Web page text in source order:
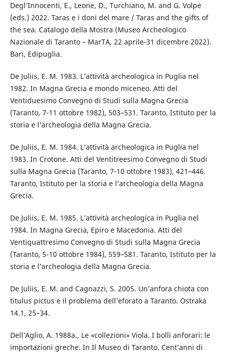
Degl’Innocenti, E., Leone, D., Turchiano, M. and G. Volpe
(eds.) 2022. Taras e i doni del mare / Taras and the gifts of
the sea. Catalogo della Mostra (Museo Archeologico
Nazionale di Taranto – MarTA, 22 aprile-31 dicembre 2022).
Bari, Edipuglia.
De Juliis, E. M. 1983. L’attività archeologica in Puglia nel
1982. In Magna Grecia e mondo miceneo. Atti del
Ventiduesimo Convegno di Studi sulla Magna Grecia
(Taranto, 7-11 ottobre 1982), 503–531. Taranto, Istituto per la
storia e l’archeologia della Magna Grecia.
De Juliis, E. M. 1984. L’attività archeologica in Puglia nel
1983. In Crotone. Atti del Ventitreesimo Convegno di Studi
sulla Magna Grecia (Taranto, 7-10 ottobre 1983), 421–446.
Taranto, Istituto per la storia e l’archeologia della Magna
Grecia.
De Juliis, E. M. 1985. L’attività archeologica in Puglia nel
1984. In Magna Grecia, Epiro e Macedonia. Atti del
Ventiquattresimo Convegno di Studi sulla Magna Grecia
(Taranto, 5-10 ottobre 1984), 559–581. Taranto, Istituto per la
storia e l’archeologia della Magna Grecia.
De Juliis, E. M. and Cagnazzi, S. 2005. Un’anfora chiota con
titulus pictus e il problema dell’eforato a Taranto. Ostraka
14.1, 25–34.
Dell’Aglio, A. 1988a., Le «collezioni» Viola. I bolli anforari: le
importazioni greche. In Il Museo di Taranto. Cent’anni di